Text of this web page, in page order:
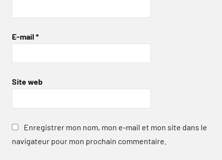
E-mail *
Site web
Enregistrer mon nom, mon e-mail et mon site dans le
navigateur pour mon prochain commentaire.